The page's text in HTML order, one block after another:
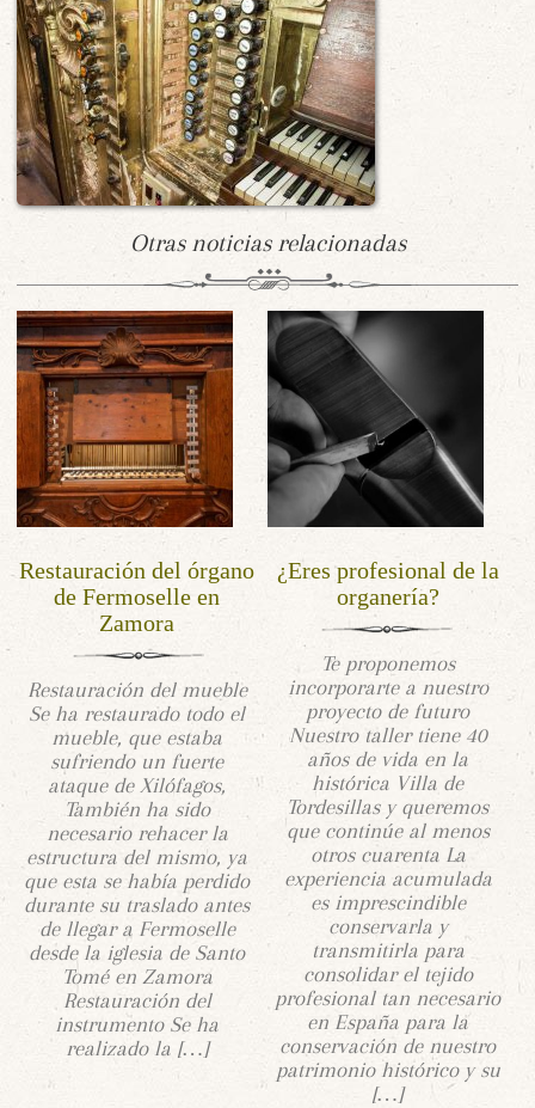
Otras noticias relacionadas
Restauración del órgano
de Fermoselle en
Zamora
Restauración del mueble
Se ha restaurado todo el
mueble, que estaba
sufriendo un fuerte
ataque de Xilófagos,
También ha sido
necesario rehacer la
estructura del mismo, ya
que esta se había perdido
durante su traslado antes
de llegar a Fermoselle
desde la iglesia de Santo
Tomé en Zamora
Restauración del
instrumento Se ha
realizado la […]
¿Eres profesional de la
organería?
Te proponemos
incorporarte a nuestro
proyecto de futuro
Nuestro taller tiene 40
años de vida en la
histórica Villa de
Tordesillas y queremos
que continúe al menos
otros cuarenta La
experiencia acumulada
es imprescindible
conservarla y
transmitirla para
consolidar el tejido
profesional tan necesario
en España para la
conservación de nuestro
patrimonio histórico y su
[…]